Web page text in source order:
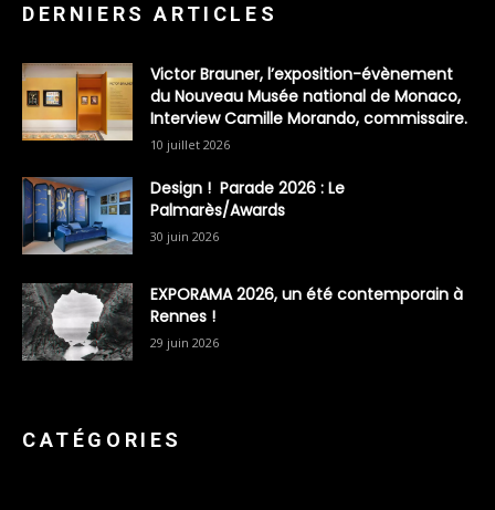
DERNIERS ARTICLES
Victor Brauner, l’exposition-évènement
du Nouveau Musée national de Monaco,
Interview Camille Morando, commissaire.
10 juillet 2026
Design ! Parade 2026 : Le
Palmarès/Awards
30 juin 2026
EXPORAMA 2026, un été contemporain à
Rennes !
29 juin 2026
CATÉGORIES